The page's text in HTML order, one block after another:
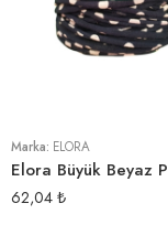
Marka: ELORA
62,04₺